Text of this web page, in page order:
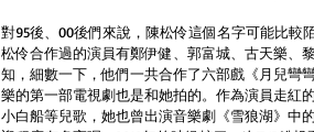
對95後、00後們來說，陳松伶這個名字可能比較
松伶合作過的演員有鄭伊健、郭富城、古天樂、
知，細數一下，他們一共合作了六部戲《月兒彎
樂的第一部電視劇也是和她拍的。作為演員走紅
小白船等兒歌，她也曾出演音樂劇《雪狼湖》中